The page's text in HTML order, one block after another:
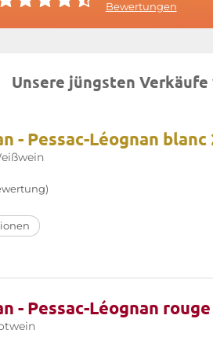
Bewertungen
Unsere jüngsten Verkäufe
- Pessac-Léognan blanc
- Pessac-Léognan